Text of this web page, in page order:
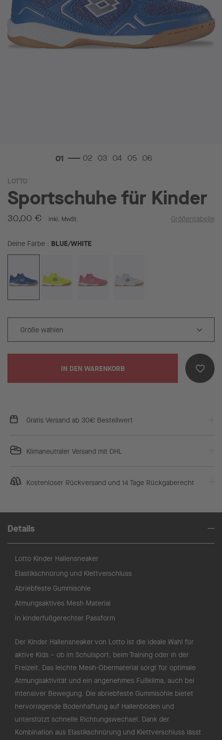
Anfang
der
Bildgalerie
springen
LOTTO
Sportschuhe für Kinder
30,00 € inkl. MwSt. Größentabelle
Deine Farbe BLUE/WHITE
IN DEN WARENKORB
Gratis Versand ab 30€ Bestellwert
Klimaneutraler Versand mit DHL
Kostenloser Rückversand und 14 Tage Rückgaberecht
Details
Lotto Kinder Hallensneaker
Elastikschnürung und Klettverschluss
Abriebfeste Gummisohle
Atmungsaktives Mesh Material
In kinderfußgerechter Passform
Der Kinder Hallensneaker von Lotto ist die ideale Wahl für
aktive Kids – ob im Schulsport, beim Training oder in der
Freizeit. Das leichte Mesh-Obermaterial sorgt für optimale
Atmungsaktivität und ein angenehmes Fußklima, auch bei
intensiver Bewegung. Die abriebfeste Gummisohle bietet
hervorragende Bodenhaftung auf Hallenböden und
unterstützt schnelle Richtungswechsel. Dank der
Kombination aus Elastikschnürung und Klettverschluss lässt